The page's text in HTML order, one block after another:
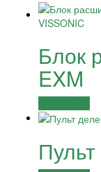
Блок
EXM